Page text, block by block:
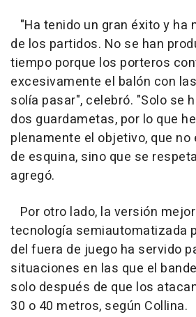
"Ha tenido un gran éxito y ha
de los partidos. No se han
tiempo porque los porteros
excesivamente el balón con
solía pasar", celebró. "Solo se
dos guardametas, por lo que
plenamente el objetivo, que
de esquina, sino que se
agregó.
Por otro lado, la versión
tecnología semiautomatizada
del fuera de juego ha servido
situaciones en las que el
solo después de que los
30 o 40 metros, según Collina.